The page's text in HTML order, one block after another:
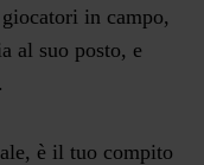
in campo,
al suo posto, e
è il tuo compito